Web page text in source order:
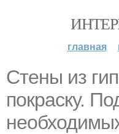
главная
Стены из
покраску.